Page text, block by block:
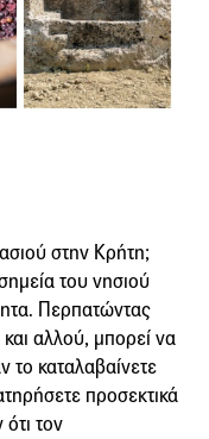
στην Κρήτη;
του νησιού
Περπατώντας
αλλού, μπορεί να
το καταλαβαίνετε
προσεκτικά
τον